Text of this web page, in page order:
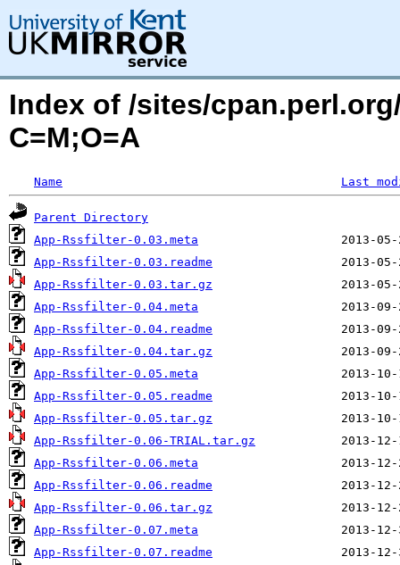
Index of /sites/
C=M;O=A
Name Last
Parent Directory
App-Rssfilter-0.03.meta
App-Rssfilter-0.03.readme
App-Rssfilter-0.03.tar.gz
App-Rssfilter-0.04.meta
App-Rssfilter-0.04.readme
App-Rssfilter-0.04.tar.gz
App-Rssfilter-0.05.meta
App-Rssfilter-0.05.readme
App-Rssfilter-0.05.tar.gz
App-Rssfilter-0.06-TRIAL.tar.gz
App-Rssfilter-0.06.meta
App-Rssfilter-0.06.readme
App-Rssfilter-0.06.tar.gz
App-Rssfilter-0.07.meta
App-Rssfilter-0.07.readme